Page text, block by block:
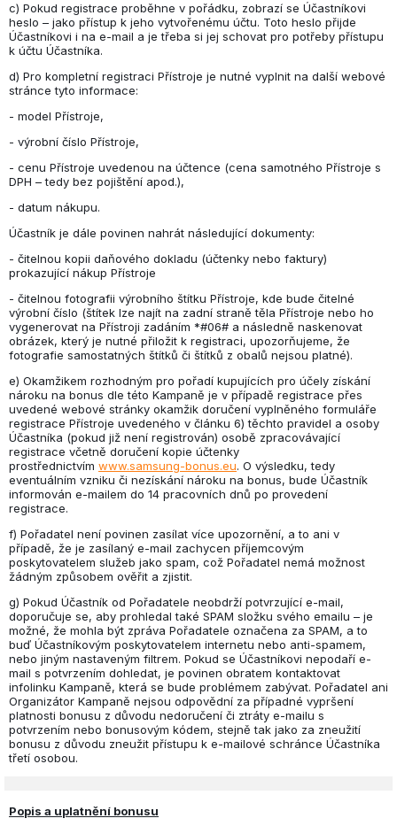
c) Pokud registrace proběhne v pořádku, zobrazí se Účastníkovi
heslo – jako přístup k jeho vytvořenému účtu. Toto heslo přijde
Účastníkovi i na e-mail a je třeba si jej schovat pro potřeby přístupu
k účtu Účastníka.
d) Pro kompletní registraci Přístroje je nutné vyplnit na další webové
stránce tyto informace:
- model Přístroje,
- výrobní číslo Přístroje,
- cenu Přístroje uvedenou na účtence (cena samotného Přístroje s
DPH – tedy bez pojištění apod.),
- datum nákupu.
Účastník je dále povinen nahrát následující dokumenty:
- čitelnou kopii daňového dokladu (účtenky nebo faktury)
prokazující nákup Přístroje
- čitelnou fotografii výrobního štítku Přístroje, kde bude čitelné
výrobní číslo (štítek lze najít na zadní straně těla Přístroje nebo ho
vygenerovat na Přístroji zadáním *#06# a následně naskenovat
obrázek, který je nutné přiložit k registraci, upozorňujeme, že
fotografie samostatných štítků či štítků z obalů nejsou platné).
e) Okamžikem rozhodným pro pořadí kupujících pro účely získání
nároku na bonus dle této Kampaně je v případě registrace přes
uvedené webové stránky okamžik doručení vyplněného formuláře
registrace Přístroje uvedeného v článku 6) těchto pravidel a osoby
Účastníka (pokud již není registrován) osobě zpracovávající
registrace včetně doručení kopie účtenky
prostřednictvím www.samsung-bonus.eu. O výsledku, tedy
eventuálním vzniku či nezískání nároku na bonus, bude Účastník
informován e-mailem do 14 pracovních dnů po provedení
registrace.
f) Pořadatel není povinen zasílat více upozornění, a to ani v
případě, že je zasílaný e-mail zachycen příjemcovým
poskytovatelem služeb jako spam, což Pořadatel nemá možnost
žádným způsobem ověřit a zjistit.
g) Pokud Účastník od Pořadatele neobdrží potvrzující e-mail,
doporučuje se, aby prohledal také SPAM složku svého emailu – je
možné, že mohla být zpráva Pořadatele označena za SPAM, a to
buď Účastníkovým poskytovatelem internetu nebo anti-spamem,
nebo jiným nastaveným filtrem. Pokud se Účastníkovi nepodaří e-
mail s potvrzením dohledat, je povinen obratem kontaktovat
infolinku Kampaně, která se bude problémem zabývat. Pořadatel ani
Organizátor Kampaně nejsou odpovědní za případné vypršení
platnosti bonusu z důvodu nedoručení či ztráty e-mailu s
potvrzením nebo bonusovým kódem, stejně tak jako za zneužití
bonusu z důvodu zneužit přístupu k e-mailové schránce Účastníka
třetí osobou.
Popis a uplatnění bonusu